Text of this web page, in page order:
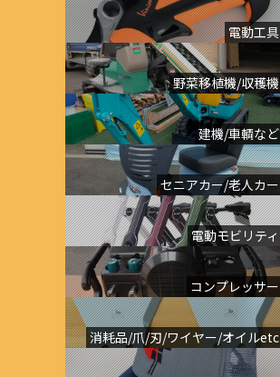
電動工具
野菜移植機/収穫機
建機/車輌など
セニアカー/老人カー
電動モビリティ
コンプレッサー
消耗品/爪/刃/ワイヤー/オイルetc